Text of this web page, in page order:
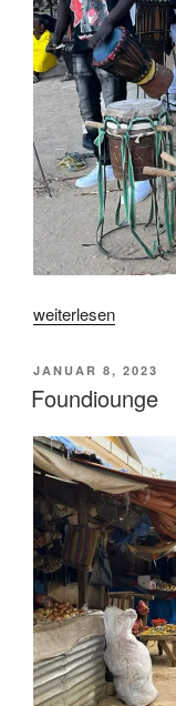
„Djirnda
in
Kampfstimmung“
weiterlesen
VERÖFFENTLICHT
AM
JANUAR 8, 2023
Foundiounge